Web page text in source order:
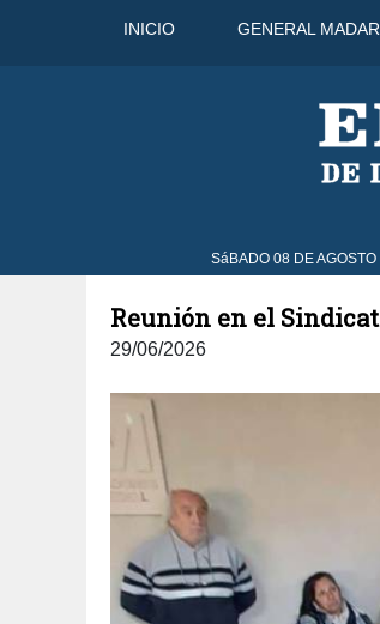
INICIO GENERAL
SáBADO 08 DE
33°C 10
Reunión en el
29/06/2026